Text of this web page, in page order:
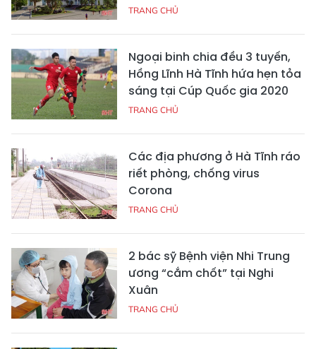
TRANG CHỦ
Ngoại binh chia đều 3 tuyến,
Hồng Lĩnh Hà Tĩnh hứa hẹn tỏa
sáng tại Cúp Quốc gia 2020
TRANG CHỦ
Các địa phương ở Hà Tĩnh ráo
riết phòng, chống virus
Corona
TRANG CHỦ
2 bác sỹ Bệnh viện Nhi Trung
ương “cắm chốt” tại Nghi
Xuân
TRANG CHỦ